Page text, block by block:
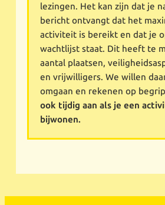
lezingen. Het kan zijn dat je
bericht ontvangt dat het
activiteit is bereikt en dat je
wachtlijst staat. Dit heeft te
aantal plaatsen,
en vrijwilligers. We willen
omgaan en rekenen op
ook tijdig aan als je een
bijwonen.